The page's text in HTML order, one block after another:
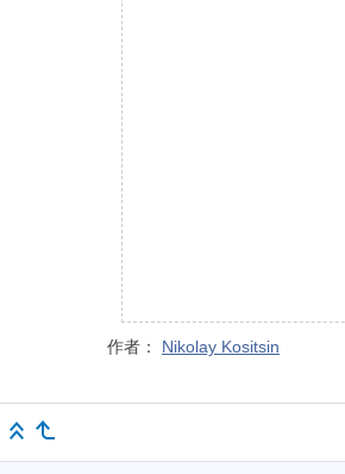
作者： Nikolay Kositsin